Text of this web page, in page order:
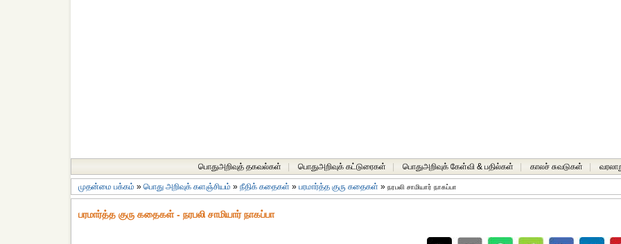
பொதுஅறிவுத் தகவல்கள் பொதுஅறிவுக் கட்டுரைகள் பொதுஅறிவுக் கேள்வி & பதில்கள் காலச் சுவடுகள்
முதன்மை பக்கம் » பொது அறிவுக் களஞ்சியம் » நீதிக் கதைகள் » பரமார்த்த குரு கதைகள் » நரபலி சாமியார் நாகப்பா
பரமார்த்த குரு கதைகள் - நரபலி சாமியார் நாகப்பா